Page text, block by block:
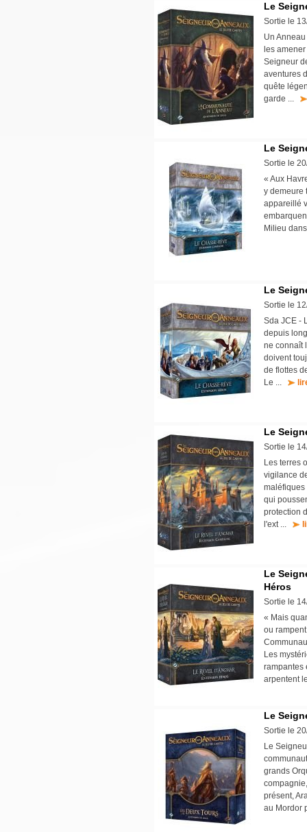
Le
Sortie le
Un
les
Seigneur
aventures
quête
garde ...
Le
Sortie le
« Aux
y demeure
appareillé
Milieu
Le
Sortie le
Sda JCE -
depuis
ne connaît
doivent
de flottes
Le ...
Le
Sortie le
Les terres
vigilance
maléfiques
qui
protection
l'ext ...
Le
Héros
Sortie le
« Mais
ou
Les
rampantes
arpentent
Le
Sortie le
Le
grands
présent,
au Mordor